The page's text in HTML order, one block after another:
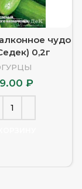
чудо
0,2г
₽